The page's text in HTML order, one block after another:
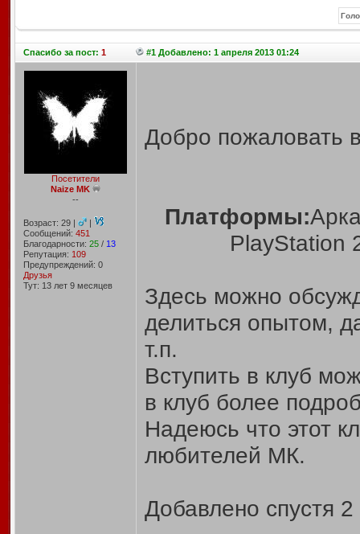
Спасибоза пост: 1 #1 Добавлено: 1 апреля 2013 01:24
Посетители
Naize MK
--
Возраст: 29 |
|
Сообщений: 451
Благодарности: 25/ 13
Репутация: 109
Предупреждений: 0
Друзья
Тут: 13 лет 9 месяцев
Добро пожаловать
Платформы:
PlayStation
Здесь можно
делиться опытом,
т.п.
Вступить в клуб
в клуб более
Надеюсь что этот
любителей МК.
Добавлено спустя